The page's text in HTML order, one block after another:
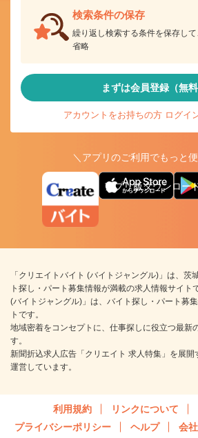
検索条件の保存
繰り返し検索する条件を保存し
省略
まずは会員登録（無料
アカウントをお持ちの方 ログイ
＼アプリのご利用でもっと
アプリ版ダウンロー
「クリエイトバイト (バイトジャングル)」は、茨
ト探し・パート募集情報が満載の求人情報サイト
(バイトジャングル)」は、バイト探し・パート募
トです。
地域密着をコンセプトに、仕事探しに役立つ最新
す。
新聞折込求人広告「クリエイト 求人特集」を展
運営しています。
利用規約 リンクについて
プライバシーポリシー
ヘルプ 会